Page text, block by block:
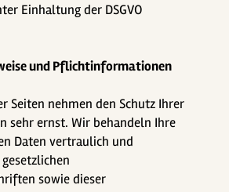
Einhaltung der DSGVO
und Pflicht­informationen
Seiten nehmen den Schutz Ihrer
sehr ernst. Wir behandeln Ihre
Daten vertraulich und
sowie dieser